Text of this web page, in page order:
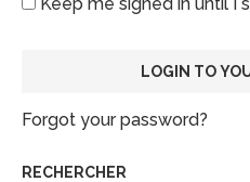
Forgot your password?
RECHERCHER